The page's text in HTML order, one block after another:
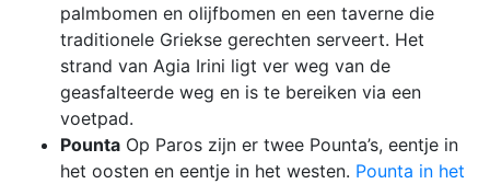
palmbomen en olijfbomen en een taverne die
traditionele Griekse gerechten serveert. Het
strand van Agia Irini ligt ver weg van de
geasfalteerde weg en is te bereiken via een
voetpad.
Pounta Op Paros zijn er twee Pounta’s, eentje in
het oosten en eentje in het westen. Pounta in het